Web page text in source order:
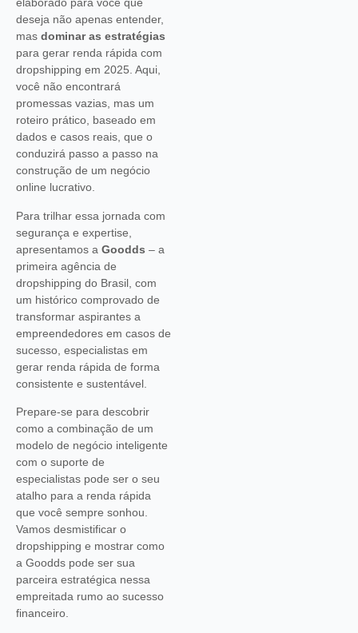
deseja não apenas entender,
mas dominar as estratégias
para gerar renda rápida com
dropshipping em 2025. Aqui,
você não encontrará
promessas vazias, mas um
roteiro prático, baseado em
dados e casos reais, que o
conduzirá passo a passo na
construção de um negócio
online lucrativo.
Para trilhar essa jornada com
segurança e expertise,
apresentamos a Goodds – a
primeira agência de
dropshipping do Brasil, com
um histórico comprovado de
transformar aspirantes a
empreendedores em casos de
sucesso, especialistas em
gerar renda rápida de forma
consistente e sustentável.
Prepare-se para descobrir
como a combinação de um
modelo de negócio inteligente
com o suporte de
especialistas pode ser o seu
atalho para a renda rápida
que você sempre sonhou.
Vamos desmistificar o
dropshipping e mostrar como
a Goodds pode ser sua
parceira estratégica nessa
empreitada rumo ao sucesso
financeiro.